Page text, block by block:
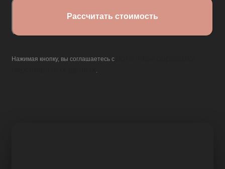
Нажимая кнопку, вы соглашаетесь с
.